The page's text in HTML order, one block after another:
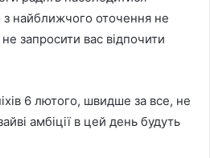
з найближчого оточення не
не запросити вас відпочити
6 лютого, швидше за все, не
амбіції в цей день будуть